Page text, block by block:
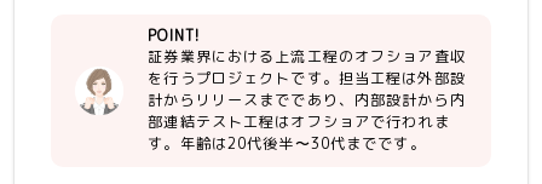
＜環境＞
・OS：Linux
・DB：Oracle
・言語他：JSP(画面)、COBOL(バッ
の工程経験
・金融基幹経験、証券業務、資産運用業
務等の経験
※能動的に行動でき、コミュニケーショ
POINT!
証券業界における上流工程のオフショア査収
を行うプロジェクトです。担当工程は外部設
計からリリースまでであり、内部設計から内
部連結テスト工程はオフショアで行われま
す。年齢は20代後半〜30代までです。